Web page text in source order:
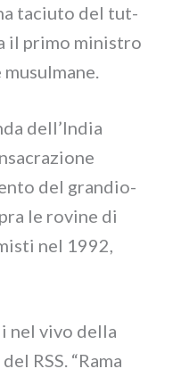
taciu­to del tut­
il pri­mo mini­stro
dell’India
del gran­dio­
le rovi­ne di
nel 1992,
nel vivo del­la
RSS. “Rama